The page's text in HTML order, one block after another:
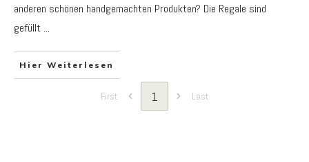
anderen schönen handgemachten Produkten? Die Regale sind
gefüllt ...
Hier Weiterlesen
First 1 Last